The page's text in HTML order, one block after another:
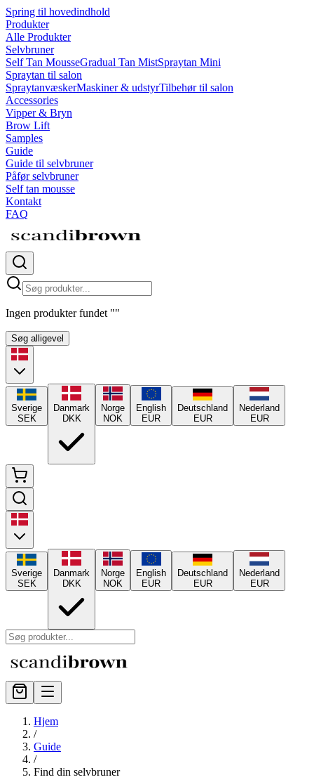
Spring til hovedindhold
Produkter
Alle Produkter
Selvbruner
Self Tan MousseGradual Tan MistSpraytan Mini
Spraytan til salon
SpraytanvæskerMaskiner & udstyrTilbehør til salon
Accessories
Vipper & Bryn
Brow Lift
Samples
Guide
Guide til selvbruner
Påfør selvbruner
Self tan mousse
Kontakt
FAQ
Ingen produkter fundet ""
Søg alligevel
Sverige
SEK
Danmark
DKK
Norge
NOK
English
EUR
Deutschland
EUR
Nederland
EUR
Sverige
SEK
Danmark
DKK
Norge
NOK
English
EUR
Deutschland
EUR
Nederland
EUR
Hjem
/
Guide
/
Find din selvbruner